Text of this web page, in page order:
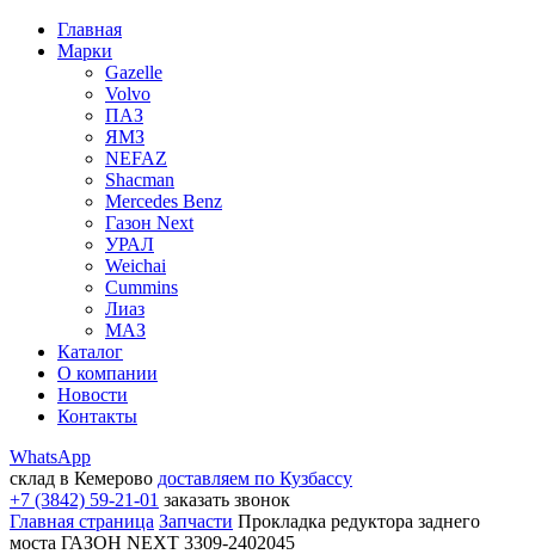
Главная
Марки
Gazelle
Volvo
ПАЗ
ЯМЗ
NEFAZ
Shacman
Mercedes Benz
Газон Next
УРАЛ
Weichai
Cummins
Лиаз
МАЗ
Каталог
О компании
Новости
Контакты
WhatsApp
склад в Кемерово доставляем по Кузбассу
+7 (3842) 59-21-01 заказать звонок
Главная страница Запчасти Прокладка редуктора заднего
моста ГАЗОН NEXT 3309-2402045